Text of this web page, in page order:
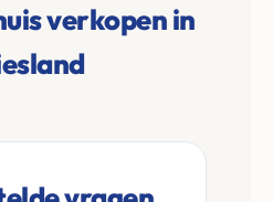
verkopen in